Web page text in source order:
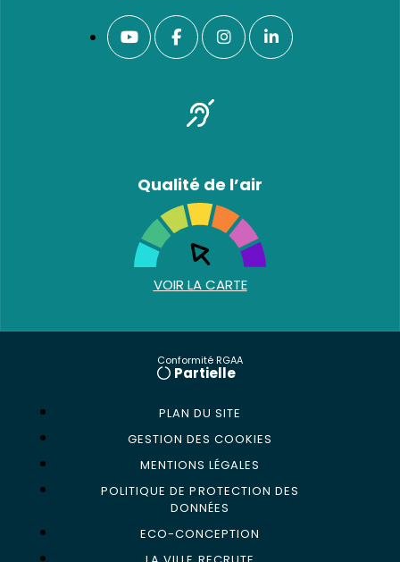
Qualité de l’air
VOIR LA CARTE
Conformité RGAA
Partielle
PLAN DU SITE
GESTION DES COOKIES
MENTIONS LÉGALES
POLITIQUE DE PROTECTION DES
DONNÉES
ECO-CONCEPTION